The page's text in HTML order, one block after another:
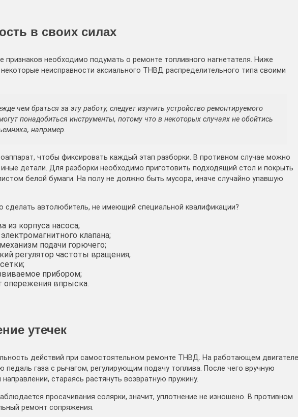
в своих силах
признаков необходимо подумать о ремонте топливного нагнетателя. Ниже
некоторые неисправности аксиального ТНВД распределительного типа своими
чем браться за эту работу, следует изучить устройство ремонтируемого
понадобиться инструменты, потому что в некоторых случаях не обойтись
например.
чтобы фиксировать каждый этап разборки. В противном случае можно
детали. Для разборки необходимо приготовить подходящий стол и покрыть
белой бумаги. На полу не должно быть мусора, иначе случайно упавшую
сделать автолюбитель, не имеющий специальной квалификации?
из корпуса насоса;
клапана;
подачи горючего;
регулятор частоты вращения;
прибором;
опережения впрыска.
утечек
действий при самостоятельном ремонте ТНВД. На работающем двигателе
газа с рычагом, регулирующим подачу топлива. После чего вручную
стараясь растянуть возвратную пружину.
просачивания солярки, значит, уплотнение не изношено. В противном
ремонт сопряжения.